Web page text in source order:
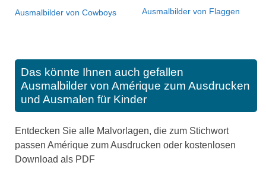
Ausmalbilder von Cowboys
Ausmalbilder von Flaggen
Das könnte Ihnen auch gefallen
Ausmalbilder von Amérique zum Ausdrucken
und Ausmalen für Kinder
Entdecken Sie alle Malvorlagen, die zum Stichwort
passen Amérique zum Ausdrucken oder kostenlosen
Download als PDF